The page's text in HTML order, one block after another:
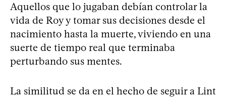
Aquellos que lo jugaban debían controlar la
vida de Roy y tomar sus decisiones desde el
nacimiento hasta la muerte, viviendo en una
suerte de tiempo real que terminaba
perturbando sus mentes.
La similitud se da en el hecho de seguir a Lint